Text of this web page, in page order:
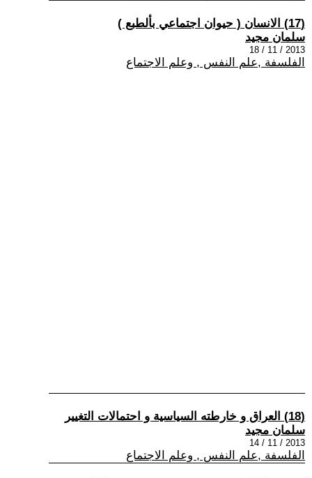
(17) الانسان ( حيوان اجتماعي بألطبع )
سلمان مجيد
2013 / 11 / 18
الفلسفة ,علم النفس , وعلم الاجتماع
(18) العراق و خارطته السياسية و احتمالات التغيير
سلمان مجيد
2013 / 11 / 14
الفلسفة ,علم النفس , وعلم الاجتماع